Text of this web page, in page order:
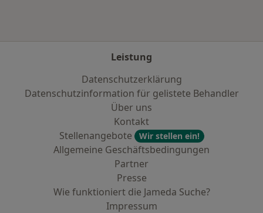
Leistung
Datenschutzerklärung
Datenschutzinformation für gelistete Behandler
Über uns
Kontakt
Stellenangebote
Wir stellen ein!
Allgemeine Geschäftsbedingungen
Partner
Presse
Wie funktioniert die Jameda Suche?
Impressum